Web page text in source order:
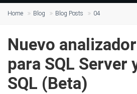
Home Blog Blog Posts 04
Nuevo
para SQL Server
SQL (Beta)